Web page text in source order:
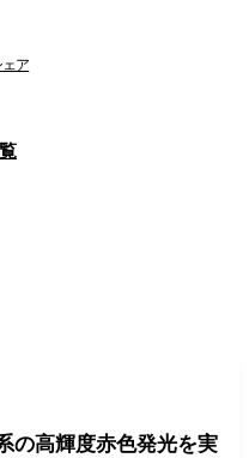
ェア
の高輝度赤色発光を実